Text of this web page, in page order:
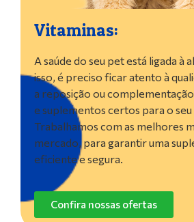
Vitaminas:
A saúde do seu pet está ligada à
isso, é preciso ficar atento à
a reposição ou
e suplementos certos para o seu
Trabalhamos com as melhores
mercado, para garantir uma
eficiente e segura.
Confira nossas ofertas